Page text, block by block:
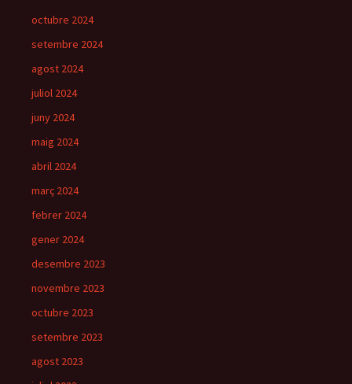
octubre 2024
setembre 2024
agost 2024
juliol 2024
juny 2024
maig 2024
abril 2024
març 2024
febrer 2024
gener 2024
desembre 2023
novembre 2023
octubre 2023
setembre 2023
agost 2023